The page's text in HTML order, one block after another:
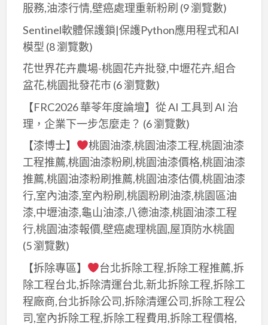
服務,油漆行情,壁癌處理重新粉刷 (9 瀏覽數)
Sentinel軟體保護鎖|保護Python應用程式和AI
模型 (8 瀏覽數)
花世界花卉農場-桃園花卉批發,中壢花卉,組合
盆花,桃園批發花市(6 瀏覽數)
【FRC2026 華苓年度論壇】從 AI 工具到 AI 治
理，企業下一步怎麼走？ (6 瀏覽數)
【漆博士】
桃園油漆,桃園油漆工程,桃園油漆
工程推薦,桃園油漆粉刷,桃園油漆價格,桃園油漆
推薦,桃園油漆粉刷推薦,桃園油漆估價,桃園油漆
行,室內油漆,室內粉刷,桃園粉刷油漆,桃園區油
漆,中壢油漆,龜山油漆,八德油漆,桃園油漆工程
行,桃園油漆報價,壁癌處理桃園,屋頂防水桃園
(5 瀏覽數)
【拆除專區】
台北拆除工程,拆除工程推薦,拆
除工程台北,拆除清運台北,新北拆除工程,拆除工
程廠商,台北拆除公司,拆除清運公司,拆除工程公
司,室內拆除工程,拆除工程費用,拆除工程價格,